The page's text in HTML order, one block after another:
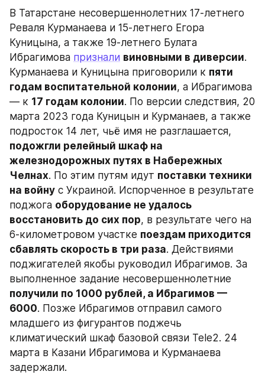
В Татарстане несовершеннолетних 17-летнего
Реваля Курманаева и 15-летнего Егора
Куницына, а также 19-летнего Булата
Ибрагимова признали виновными в диверсии.
Курманаева и Куницына приговорили к пяти
годам воспитательной колонии, а Ибрагимова
— к 17 годам колонии. По версии следствия, 20
марта 2023 года Куницын и Курманаев, а также
подожгли релейный шкаф на
железнодорожных путях в Набережных
Челнах. По этим путям идут поставки техники
на войну с Украиной. Испорченное в результате
поджога оборудование не удалось
восстановить до сих пор, в результате чего на
6-километровом участке поездам приходится
сбавлять скорость в три раза. Действиями
поджигателей якобы руководил Ибрагимов. За
получили по 1000 рублей, а Ибрагимов —
6000. Позже Ибрагимов отправил самого
младшего из фигурантов поджечь
климатический шкаф базовой связи Tele2. 24
марта в Казани Ибрагимова и Курманаева
задержали.